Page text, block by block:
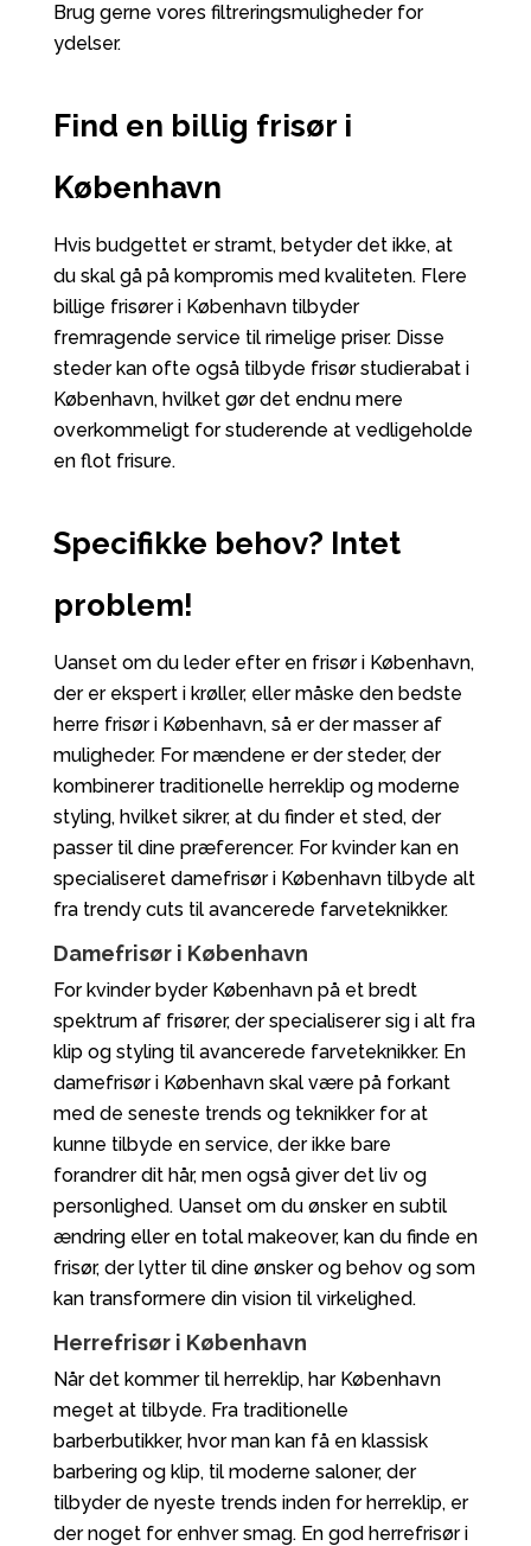
Brug gerne vores filtreringsmuligheder for
ydelser.
Find en billig frisør i
København
Hvis budgettet er stramt, betyder det ikke, at
du skal gå på kompromis med kvaliteten. Flere
billige frisører i Københavntilbyder
fremragende service til rimelige priser. Disse
steder kan ofte også tilbyde frisør studierabat i
København, hvilket gør det endnu mere
overkommeligt for studerende at vedligeholde
en flot frisure.
Specifikke behov? Intet
problem!
Uanset om du leder efter en frisør i København,
der er ekspert i krøller, eller måske den bedste
herre frisør i København, så er der masser af
muligheder. For mændene er der steder, der
kombinerer traditionelle herreklip og moderne
styling, hvilket sikrer, at du finder et sted, der
passer til dine præferencer. For kvinder kan en
specialiseret damefrisør i København tilbyde alt
fra trendy cuts til avancerede farveteknikker.
Damefrisør i København
For kvinder byder København på et bredt
spektrum af frisører, der specialiserer sig i alt fra
klip og styling til avancerede farveteknikker. En
damefrisør i København skal være på forkant
med de seneste trends og teknikker for at
kunne tilbyde en service, der ikke bare
forandrer dit hår, men også giver det liv og
personlighed. Uanset om du ønsker en subtil
ændring eller en total makeover, kan du finde en
frisør, der lytter til dine ønsker og behov og som
kan transformere din vision til virkelighed.
Herrefrisør i København
Når det kommer til herreklip, har København
meget at tilbyde. Fra traditionelle
barberbutikker, hvor man kan få en klassisk
barbering og klip, til moderne saloner, der
tilbyder de nyeste trends inden for herreklip, er
der noget for enhver smag. En god herrefrisør i